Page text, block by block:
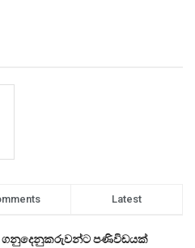
Latest
ගනුදෙනුකරුවන්ට පණිවිඩයක්